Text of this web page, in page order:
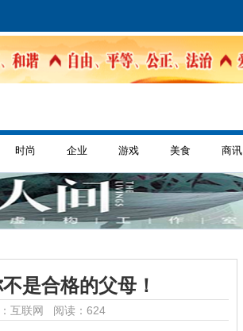
时尚 企业 游戏 美食 商讯
是合格的父母！
互联网 阅读：624